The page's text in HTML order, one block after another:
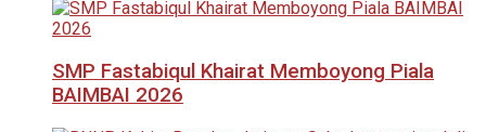
SMP Fastabiqul Khairat Memboyong Piala
BAIMBAI 2026